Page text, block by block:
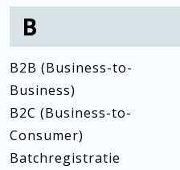
B
B2B (Business-to-
Business)
B2C (Business-to-
Consumer)
Batchregistratie